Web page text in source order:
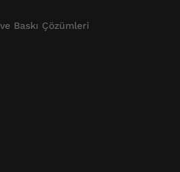
Baskı Çözümleri